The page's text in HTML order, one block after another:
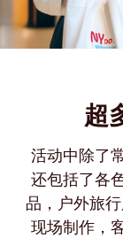
超
活动中除了
还包括了各
品，户外旅
现场制作，